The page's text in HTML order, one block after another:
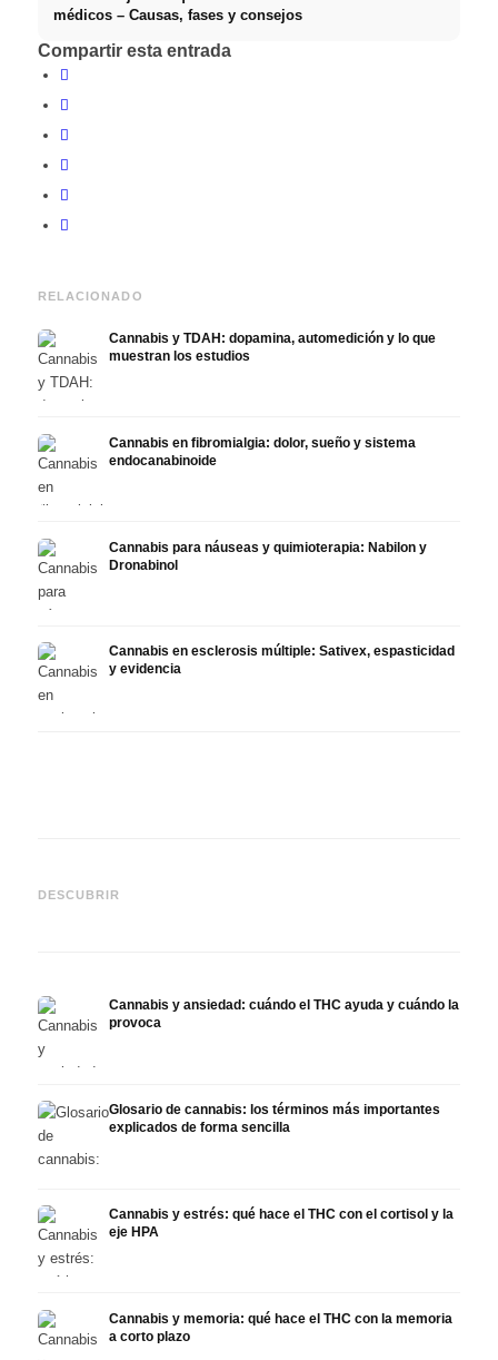
médicos – Causas, fases y consejos
Compartir esta entrada
RELACIONADO
Cannabis y TDAH: dopamina, automedición y lo que
muestran los estudios
Cannabis en fibromialgia: dolor, sueño y sistema
endocanabinoide
Cannabis para náuseas y quimioterapia: Nabilon y
Dronabinol
Cannabis en esclerosis múltiple: Sativex, espasticidad
y evidencia
DESCUBRIR
Epidiolex y el estado actual
Cannabis y ansiedad: cuándo el THC ayuda y cuándo la
provoca
Glosario de cannabis: los términos más importantes
explicados de forma sencilla
Cannabis y estrés: qué hace el THC con el cortisol y la
eje HPA
Cannabis y memoria: qué hace el THC con la memoria
a corto plazo